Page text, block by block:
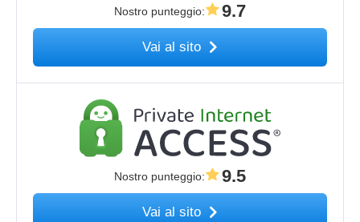
Nostro punteggio: 9.7
Vai al sito
Nostro punteggio: 9.5
Vai al sito